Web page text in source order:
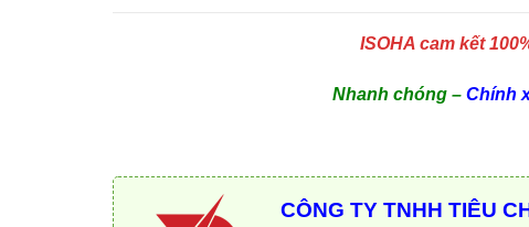
ISOHA cam kết
Nhanh chóng – Chính
CÔNG TY TNHH TIÊU